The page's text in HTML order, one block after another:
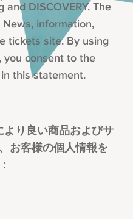
DISCOVERY. The
News, information,
tickets site. By using
you consent to the
this statement.
より良い商品およびサ
お客様の個人情報を